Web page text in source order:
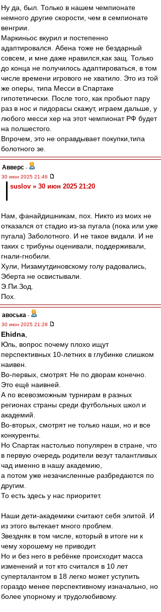
Ну да, был. Только в нашем чемпионате
немного другие скорости, чем в семпионате
венгрии.
Маркиньос вкурил и постепенно
адаптировался. Абена тоже не бездарный
совсем, и мне даже нравился,как защ. Только
до конца не получилось адаптироваться, в том
числе времени игрового не хватило. Это из той
же оперы, типа Месси в Спартаке
гипотетически. После того, как пробьют пару
раз в нос и пидорасы скажут, играем дальше, у
любого месси хер на этот чемпионат РФ будет
на полшестого.
Впрочем, это не оправдывает покупки,типа
болотного зе.
Авверс -
30 июн 2025 21:46
suslov » 30 июн 2025 21:20
Нам, фанайдишникам, пох. Никто из моих не
отказался от стадио из-за пугала (пока или уже
пугала) Заболотного. И не такое видали. И не
таких с трибуны оценивали, поддерживали,
гнали-гнобили.
Хули, Низамутдиновскому голу радовались,
Эберта не освистывали.
Э.Пи.Зод.
Пох.
авоська -
30 июн 2025 21:28
Ehidna
Юль, вопрос почему плохо ищут
перспективных 10-летних в глубинке слишком
наивен.
Во-первых, смотрят. Не по дворам конечно.
Это ещё наивней.
А по всевозможным турнирам в разных
регионах страны среди футбольных школ и
академий.
Во-вторых, смотрят не только наши, но и все
конкуренты.
Но Спартак настолько популярен в стране, что
в первую очередь родители везут талантливых
чад именно в нашу академию,
а потом уже незачисленные разбредаются по
другим.
То есть здесь у нас приоритет.
Наши дети-академики считают себя элитой. И
из этого вытекает много проблем.
Звездняк в том числе, который в итоге ни к
чему хорошему не приводит.
Но и без него в ребёнке происходит масса
изменений и тот кто считался в 10 лет
суперталантом в 18 легко может уступить
гораздо менее перспективному изначально, но
более упорному и трудолюбивому.